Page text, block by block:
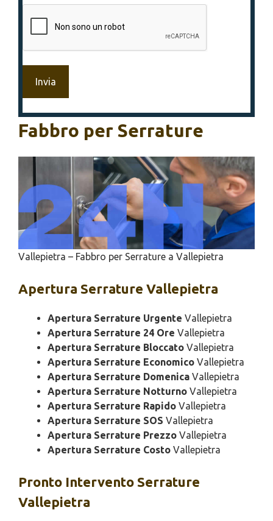
Fabbro per Serrature
Vallepietra – Fabbro per Serrature a Vallepietra
Apertura Serrature Vallepietra
Apertura Serrature Urgente Vallepietra
Apertura Serrature 24 Ore Vallepietra
Apertura Serrature Bloccato Vallepietra
Apertura Serrature Economico Vallepietra
Apertura Serrature Domenica Vallepietra
Apertura Serrature Notturno Vallepietra
Apertura Serrature Rapido Vallepietra
Apertura Serrature SOS Vallepietra
Apertura Serrature Prezzo Vallepietra
Apertura Serrature Costo Vallepietra
Pronto Intervento Serrature
Vallepietra